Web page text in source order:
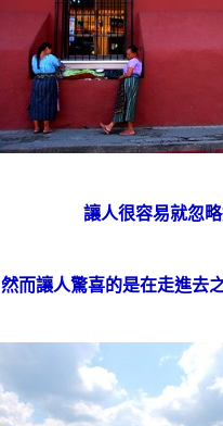
讓人很容易就忽
然而讓人驚喜的是在走進去